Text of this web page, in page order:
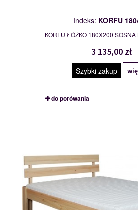
Indeks: KORFU
KORFU ŁÓŻKO 180X200 SOSNA
3 135,00 zł
Szybki zakup
do porówania